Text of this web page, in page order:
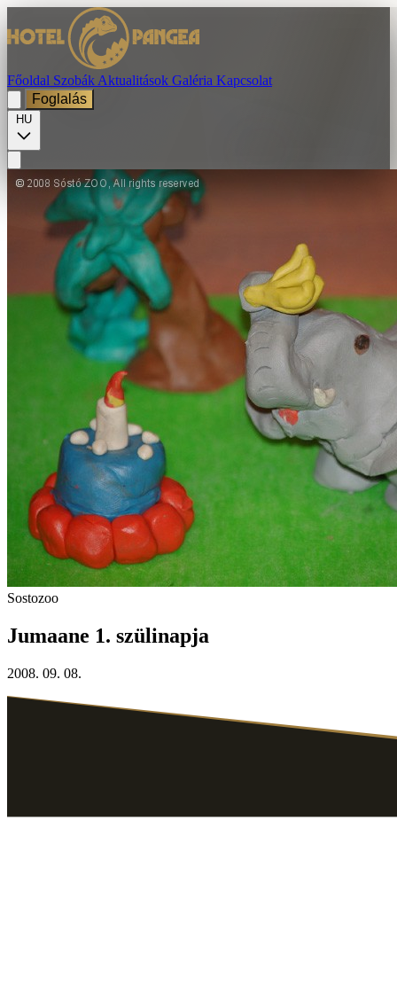
Főoldal Szobák Aktualitások Galéria Kapcsolat
Foglalás
HU
Sostozoo
Jumaane 1. szülinapja
2008. 09. 08.